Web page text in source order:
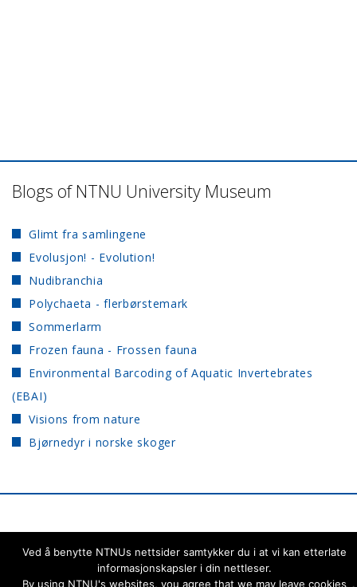
Blogs of NTNU University Museum
Glimt fra samlingene
Evolusjon! - Evolution!
Nudibranchia
Polychaeta - flerbørstemark
Sommerlarm
Frozen fauna - Frossen fauna
Environmental Barcoding of Aquatic Invertebrates
(EBAI)
Visions from nature
Bjørnedyr i norske skoger
NTNU University
Back to the top ↑
Ved å benytte NTNUs nettsider samtykker du i at vi kan etterlate
informasjonskapsler i din nettleser.
By using NTNU's websites, you agree that we may leave cookies